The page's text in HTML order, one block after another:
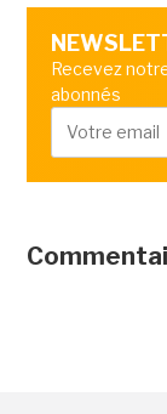
Recevez
abonnés